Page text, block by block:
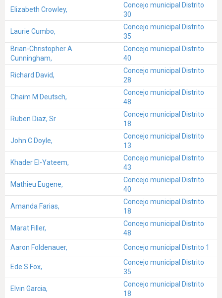
Elizabeth Crowley,
Concejo municipal Distrito
30
Laurie Cumbo,
Concejo municipal Distrito
35
Brian-Christopher A
Cunningham,
Concejo municipal Distrito
40
Richard David,
Concejo municipal Distrito
28
Chaim M Deutsch,
Concejo municipal Distrito
48
Ruben Diaz, Sr
Concejo municipal Distrito
18
John C Doyle,
Concejo municipal Distrito
13
Khader El-Yateem,
Concejo municipal Distrito
43
Mathieu Eugene,
Concejo municipal Distrito
40
Amanda Farias,
Concejo municipal Distrito
18
Marat Filler,
Concejo municipal Distrito
48
Aaron Foldenauer,
Concejo municipal Distrito 1
Ede S Fox,
Concejo municipal Distrito
35
Elvin Garcia,
Concejo municipal Distrito
18